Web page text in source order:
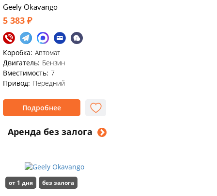
Geely Okavango
5 383 ₽
Коробка: Автомат
Двигатель: Бензин
Вместимость: 7
Привод: Передний
Подробнее
Аренда без залога
от 1 дня без залога